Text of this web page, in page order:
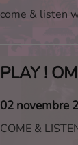
come & listen
02 novembre
COME &